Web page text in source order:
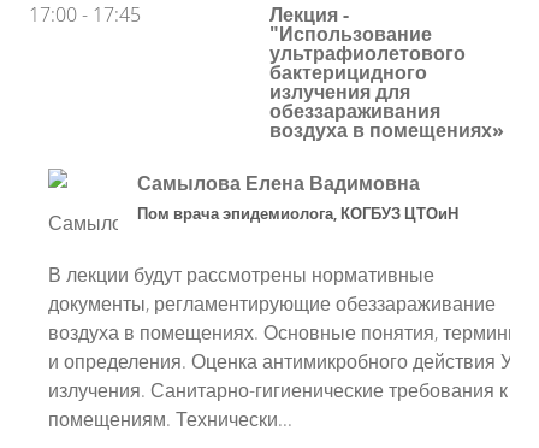
17:00 - 17:45 Лекция -
"Использование
ультрафиолетового
бактерицидного
излучения для
обеззараживания
воздуха в помещениях»
Самылова Елена Вадимовна
Пом врача эпидемиолога, КОГБУЗ ЦТОиН
В лекции будут рассмотрены нормативные
документы, регламентирующие обеззараживание
воздуха в помещениях. Основные понятия, термины
и определения. Оценка антимикробного действия УФ
излучения. Санитарно-гигиенические требования к
помещениям. Технически...